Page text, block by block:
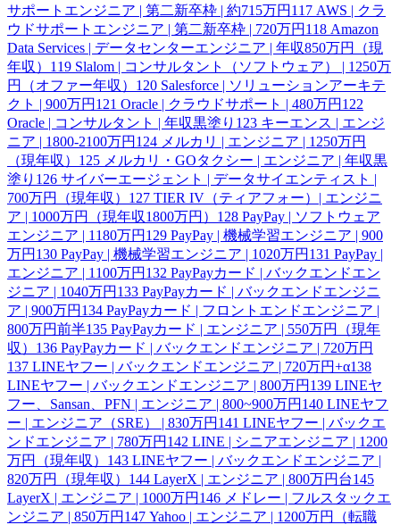
サポートエンジニア | 第二新卒枠 | 約715万円 117 AWS | クラ
ウドサポートエンジニア | 第二新卒枠 | 720万円 118 Amazon
Data Services | データセンターエンジニア | 年収850万円（現
年収） 119 Slalom | コンサルタント（ソフトウェア） | 1250万
円（オファー年収） 120 Salesforce | ソリューションアーキテ
クト | 900万円 121 Oracle | クラウドサポート | 480万円 122
Oracle | コンサルタント | 年収黒塗り 123 キーエンス | エンジ
ニア | 1800-2100万円 124 メルカリ | エンジニア | 1250万円
（現年収） 125 メルカリ・GOタクシー | エンジニア | 年収黒
塗り 126 サイバーエージェント | データサイエンティスト |
700万円（現年収） 127 TIER IV（ティアフォー）| エンジニ
ア | 1000万円（現年収1800万円） 128 PayPay | ソフトウェア
エンジニア | 1180万円 129 PayPay | 機械学習エンジニア | 900
万円 130 PayPay | 機械学習エンジニア | 1020万円 131 PayPay |
エンジニア | 1100万円 132 PayPayカード | バックエンドエン
ジニア | 1040万円 133 PayPayカード | バックエンドエンジニ
ア | 900万円 134 PayPayカード | フロントエンドエンジニア |
800万円前半135 PayPayカード | エンジニア | 550万円（現年
収） 136 PayPayカード | バックエンドエンジニア | 720万円
137 LINEヤフー | バックエンドエンジニア | 720万円+α138
LINEヤフー | バックエンドエンジニア | 800万円 139 LINEヤ
フー、Sansan、PFN | エンジニア | 800~900万円 140 LINEヤフ
ー | エンジニア（SRE） | 830万円 141 LINEヤフー | バックエ
ンドエンジニア | 780万円 142 LINE | シニアエンジニア | 1200
万円（現年収） 143 LINEヤフー | バックエンドエンジニア |
820万円（現年収） 144 LayerX | エンジニア | 800万円台145
LayerX | エンジニア | 1000万円 146 メドレー | フルスタックエ
ンジニア | 850万円 147 Yahoo | エンジニア | 1200万円（転職